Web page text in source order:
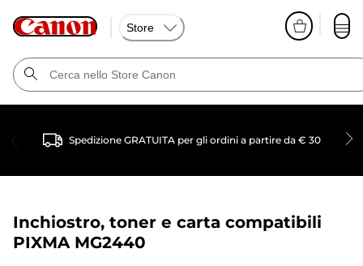
Store
Spedizione GRATUITA per gli ordini a partire da € 30
Inchiostro, toner e carta compatibili
PIXMA MG2440